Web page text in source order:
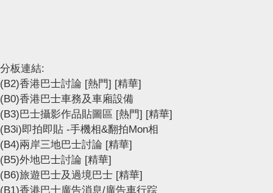
分板連結:
(B2)香港巴士討論 [熱門] [精華]
(B0)香港巴士車務及車廂設備
(B3)巴士攝影作品貼圖區 [熱門] [精華]
(B3i)即拍即貼 -手機相&翻拍Mon相
(B4)兩岸三地巴士討論 [精華]
(B5)外地巴士討論 [精華]
(B6)旅遊巴士及過境巴士 [精華]
(B1)香港巴士廣告消息/廣告車行踪